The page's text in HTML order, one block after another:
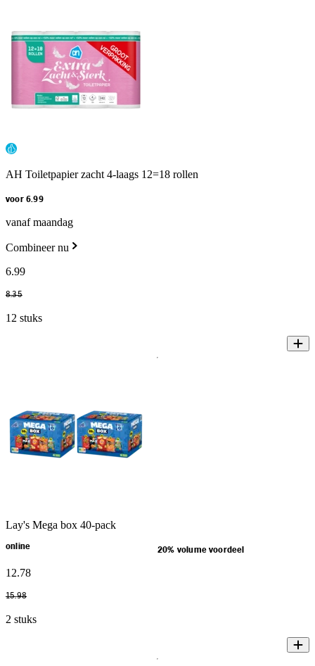
AH Toiletpapier zacht 4-laags 12=18 rollen
voor 6.99
vanaf maandag
Combineer nu
6.99
8.35
12 stuks
Lay's Mega box 40-pack
online 20% volume voordeel
12.78
15.98
2 stuks